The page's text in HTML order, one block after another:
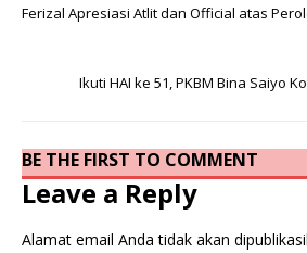
Ferizal Apresiasi Atlit dan Official atas
Ikuti HAI ke 51, PKBM Bina Saiyo
BE THE FIRST TO COMMENT
Leave a Reply
Alamat email Anda tidak akan